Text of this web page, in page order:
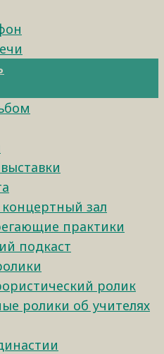
зал
практики
подкаст
ролик
ролики об учителях